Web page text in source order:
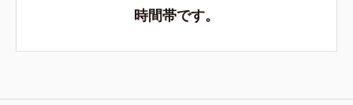
時間帯です。